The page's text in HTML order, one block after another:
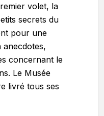
volet, la
secrets du
pour une
anecdotes,
concernant le
Le Musée
livré tous ses